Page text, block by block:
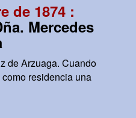
de 1874 :
Mercedes
de Arzuaga. Cuando
residencia una